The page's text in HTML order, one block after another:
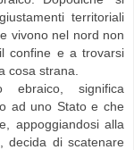
territoriali
vivono nel nord non
confine e a trovarsi
cosa strana.
ebraico, significa
ad uno Stato e che
appoggiandosi alla
decida di scatenare